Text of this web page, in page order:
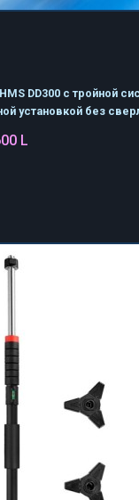
DD300 с тройной
установкой без
L